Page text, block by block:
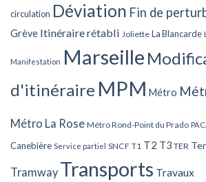
circulation Déviation Fin de
Grève Itinéraire rétabli Joliette La Blancarde
Manifestation Marseille
d'itinéraire MPM Métro
Métro La Rose Métro Rond-Point du Prado
Canebière Service partiel SNCF T1 T2 T3 TER
Tramway Transports Travaux